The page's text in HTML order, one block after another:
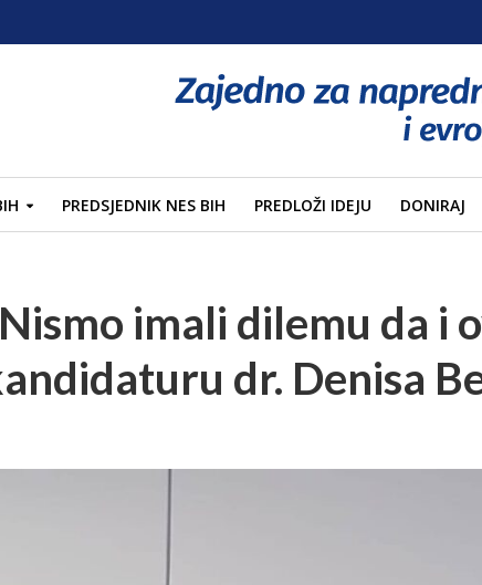
PREDSJEDNIK NES BIH PREDLOŽI IDEJU DONIRAJ
imali dilemu da i
dr. Denisa